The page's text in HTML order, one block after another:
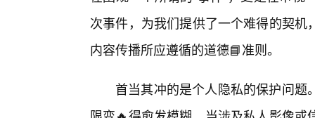
次事件，为我们提供了一个难得的契
内容传播所应遵循的道德📘准则。
首当其冲的是个人隐私的保护问